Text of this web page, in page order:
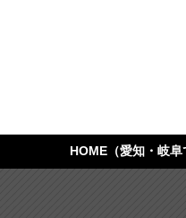
HOME （愛知・岐